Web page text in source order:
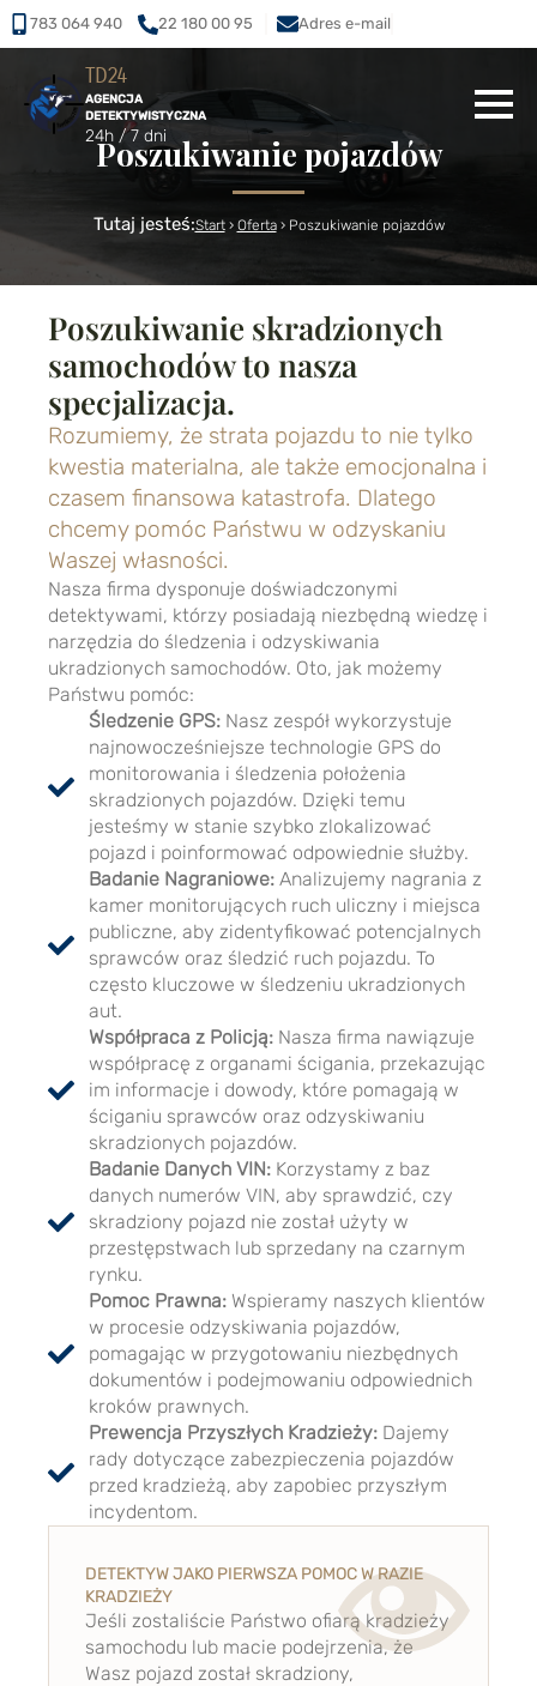
783 064 940 22 180 00 95 Adres e-mail
TD24
AGENCJA
DETEKTYWISTYCZNA
24h / 7 dni
Poszukiwanie pojazdów
Tutaj jesteś:Start› Oferta› Poszukiwanie pojazdów
Poszukiwanie skradzionych
samochodów to nasza
specjalizacja.
Rozumiemy, że strata pojazdu to nie tylko
kwestia materialna, ale także emocjonalna i
czasem finansowa katastrofa. Dlatego
chcemy pomóc Państwu w odzyskaniu
Waszej własności.
Nasza firma dysponuje doświadczonymi
detektywami, którzy posiadają niezbędną wiedzę i
narzędzia do śledzenia i odzyskiwania
ukradzionych samochodów. Oto, jak możemy
Państwu pomóc:
Śledzenie GPS: Nasz zespół wykorzystuje
najnowocześniejsze technologie GPS do
monitorowania i śledzenia położenia
skradzionych pojazdów. Dzięki temu
jesteśmy w stanie szybko zlokalizować
pojazd i poinformować odpowiednie służby.
Badanie Nagraniowe: Analizujemy nagrania z
kamer monitorujących ruch uliczny i miejsca
publiczne, aby zidentyfikować potencjalnych
sprawców oraz śledzić ruch pojazdu. To
często kluczowe w śledzeniu ukradzionych
aut.
Współpraca z Policją: Nasza firma nawiązuje
współpracę z organami ścigania, przekazując
im informacje i dowody, które pomagają w
ściganiu sprawców oraz odzyskiwaniu
skradzionych pojazdów.
Badanie Danych VIN: Korzystamy z baz
danych numerów VIN, aby sprawdzić, czy
skradziony pojazd nie został użyty w
przestępstwach lub sprzedany na czarnym
rynku.
Pomoc Prawna: Wspieramy naszych klientów
w procesie odzyskiwania pojazdów,
pomagając w przygotowaniu niezbędnych
dokumentów i podejmowaniu odpowiednich
kroków prawnych.
Prewencja Przyszłych Kradzieży: Dajemy
rady dotyczące zabezpieczenia pojazdów
przed kradzieżą, aby zapobiec przyszłym
incydentom.
DETEKTYW JAKO PIERWSZA POMOC W RAZIE
KRADZIEŻY
Jeśli zostaliście Państwo ofiarą kradzieży
samochodu lub macie podejrzenia, że
Wasz pojazd został skradziony,